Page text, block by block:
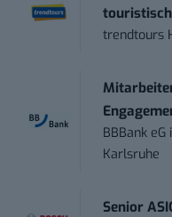
trendtours
BBBank eG
Karlsruhe
Senior